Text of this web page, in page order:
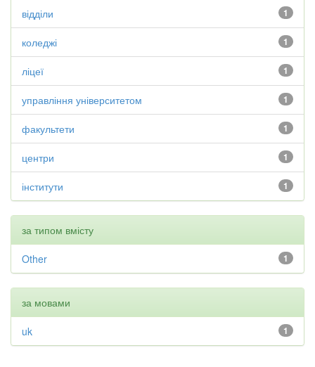
1
відділи
1
коледжі
1
ліцеї
1
управління університетом
1
факультети
1
центри
1
інститути
за типом вмісту
1
Other
за мовами
1
uk